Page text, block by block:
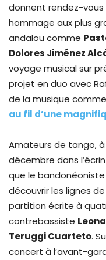
donnent rendez-vous
hommage aux plus
andalou comme
Dolores Jiménez
voyage musical sur
projet en duo avec
de la musique
au fil d’une
Amateurs de tango, à
décembre dans
que le bandonéoniste
découvrir les lignes
partition écrite à
contrebassiste
Teruggi Cuarteto.
concert à l’avant-